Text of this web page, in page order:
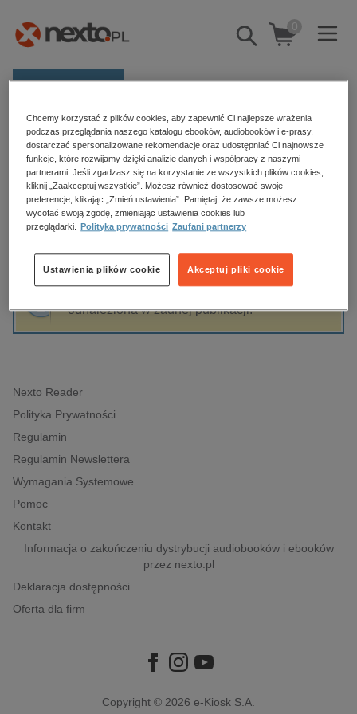
Pokaż/schowaj
wyszukiwarkę
0
E-prasa
Kategorie
Zobacz wszystkie E-prasa
budownictwo, aranżacja wnętrz
biznesowe, branżowe, gospodarka
edukacja
hobby, sport, rozrywka
komputery, internet, technologie, informatyka
polityka, społeczno-informacyjne
psychologiczne
inne
popularno-naukowe
historia
Strona główna Irena A. Stanisławska
Irena A. Stanisławska
Sortowanie Filtrowanie
odnaleziona w żadnej publikacji.
Nexto Reader
Polityka Prywatności
Regulamin
Regulamin Newslettera
Wymagania Systemowe
Pomoc
Kontakt
Informacja o zakończeniu dystrybucji audiobooków i ebooków
przez nexto.pl
Deklaracja dostępności
Oferta dla firm
Copyright © 2026 e-Kiosk S.A.
Chcemy korzystać z plików cookies, aby zapewnić Ci najlepsze wrażenia
podczas przeglądania naszego katalogu ebooków, audiobooków i e-prasy,
dostarczać spersonalizowane rekomendacje oraz udostępniać Ci najnowsze
funkcje, które rozwijamy dzięki analizie danych i współpracy z naszymi
partnerami. Jeśli zgadzasz się na korzystanie ze wszystkich plików cookies,
kliknij „Zaakceptuj wszystkie”. Możesz również dostosować swoje
preferencje, klikając „Zmień ustawienia”. Pamiętaj, że zawsze możesz
wycofać swoją zgodę, zmieniając ustawienia cookies lub
przeglądarki.
Polityka prywatności Zaufani partnerzy
Akceptuj pliki cookie
Ustawienia plików cookie